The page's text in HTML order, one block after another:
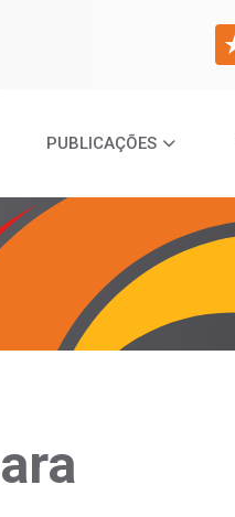
PUBLICAÇÕES